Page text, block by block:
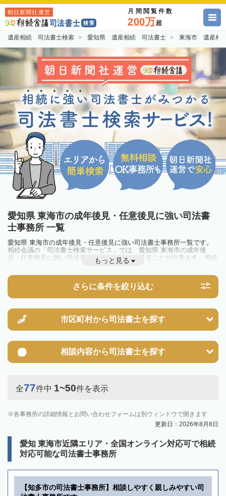
朝日新聞社運営 月間閲覧件数
200万超
遺産相続 司法書士検索 愛知県 遺産相続 司法書士 東海市 遺産相
愛知県 東海市の成年後見・任意後見に強い司法書
士事務所 一覧
愛知県 東海市の成年後見・任意後見に強い司法書士事務所一覧です。
相続会議の「司法書士検索サービス」では、愛知県 東海市の成年後
見・任意後見に強い司法書士事務所を一覧で見ることが出来ます。相続
のトラブルやお悩みを抱えている方は一度近隣の司法書士に相談してみ
もっと見る
さらに条件を絞り込む
市区町村から司法書士を探す
相談内容から司法書士を探す
全77件中 1~50件を表示
各事務所の詳細情報とお問い合わせフォームは別ウィンドウで開きます
更新日：2026年8月8日
愛知 東海市近隣エリア・全国オンライン対応可で相続
対応可能な司法書士事務所
【知多市の司法書士事務所】相談しやすく親しみやすい司